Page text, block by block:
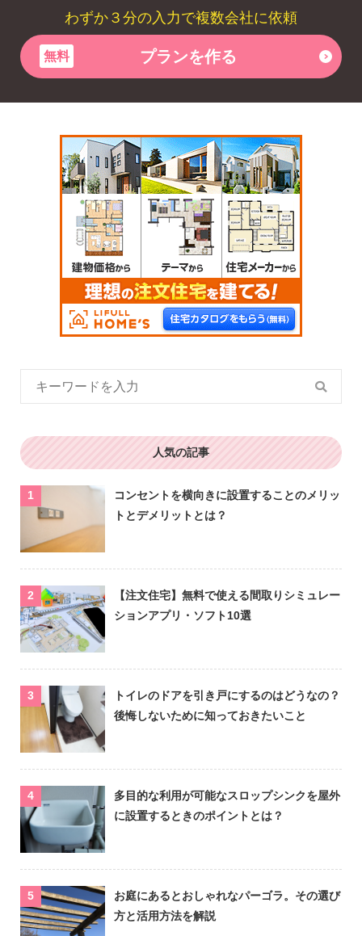
わずか３分の入力で複数会社に依頼
無料 プランを作る
人気の記事
コンセントを横向きに設置することのメリッ
トとデメリットとは？
【注文住宅】無料で使える間取りシミュレー
ションアプリ・ソフト10選
トイレのドアを引き戸にするのはどうなの？
後悔しないために知っておきたいこと
多目的な利用が可能なスロップシンクを屋外
に設置するときのポイントとは？
お庭にあるとおしゃれなパーゴラ。その選び
方と活用方法を解説